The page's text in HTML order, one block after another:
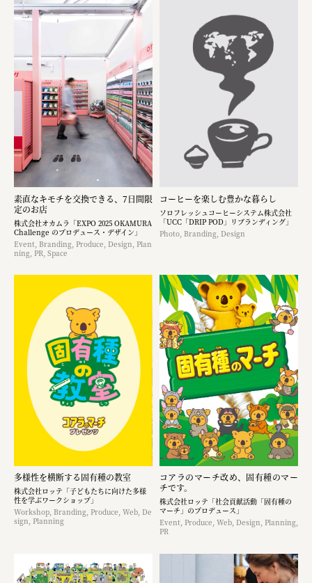
素直なキモチを交換できる、7日間限
定のお店
株式会社オカムラ「EXPO 2025 OKAMURA
Challenge のプロデュース・デザイン」
Event, Branding, Produce, Design, Plan
ning, PR, Space
コーヒーを楽しむ豊かな暮らし
ソロフレッシュコーヒーシステム株式会社
「UCC「DRIP POD」リブランディング」
Photo, Branding, Design
多様性を横断する固有種の教室
株式会社ロッテ「子どもたちに向けた多様
性を学ぶワークショップ」
Workshop, Branding, Produce, Web, De
sign, Planning
コアラのマーチ改め、固有種のマー
チです。
株式会社ロッテ「社会貢献活動「固有種の
マーチ」のプロデュース」
Event, Produce, Web, Design, Planning,
PR